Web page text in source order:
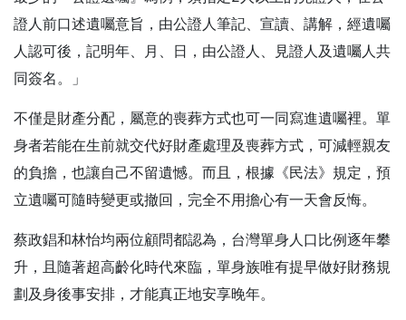
證人前口述遺囑意旨，由公證人筆記、宣讀、講解，經遺囑
人認可後，記明年、月、日，由公證人、見證人及遺囑人共
同簽名。」
不僅是財產分配，屬意的喪葬方式也可一同寫進遺囑裡。單
身者若能在生前就交代好財產處理及喪葬方式，可減輕親友
的負擔，也讓自己不留遺憾。而且，根據《民法》規定，預
立遺囑可隨時變更或撤回，完全不用擔心有一天會反悔。
蔡政錩和林怡均兩位顧問都認為，台灣單身人口比例逐年攀
升，且隨著超高齡化時代來臨，單身族唯有提早做好財務規
劃及身後事安排，才能真正地安享晚年。